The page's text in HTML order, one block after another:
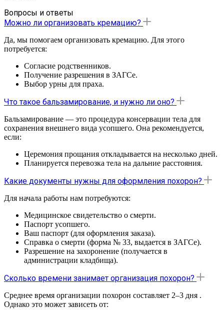
Вопросы и ответы
Можно ли организовать кремацию?
Да, мы помогаем организовать кремацию. Для этого
потребуется:
Согласие родственников.
Получение разрешения в ЗАГСе.
Выбор урны для праха.
Что такое бальзамирование, и нужно ли оно?
Бальзамирование — это процедура консервации тела для
сохранения внешнего вида усопшего. Она рекомендуется,
если:
Церемония прощания откладывается на несколько дней.
Планируется перевозка тела на дальние расстояния.
Какие документы нужны для оформления похорон?
Для начала работы нам потребуются:
Медицинское свидетельство о смерти.
Паспорт усопшего.
Ваш паспорт (для оформления заказа).
Справка о смерти (форма № 33, выдается в ЗАГСе).
Разрешение на захоронение (получается в
администрации кладбища).
Сколько времени занимает организация похорон?
Среднее время организации похорон составляет 2–3 дня .
Однако это может зависеть от: